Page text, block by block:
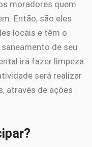
moradores quem
Então, são eles
locais e têm o
de seu
irá fazer limpeza
será realizar
através de ações